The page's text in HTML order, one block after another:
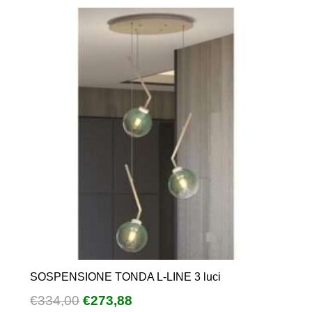
SOSPENSIONE TONDA L-LINE 3 luci
€334,00 Il
€273,88